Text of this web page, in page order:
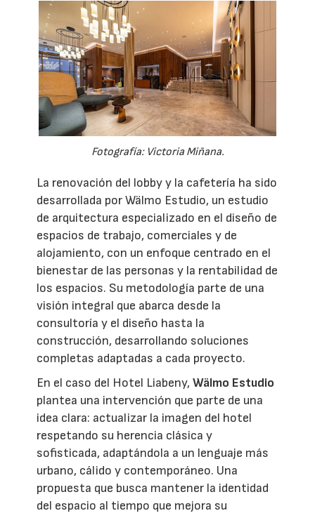
Fotografía: Victoria Miñana.
La renovación del lobby y la cafetería ha sido
desarrollada por Wälmo Estudio, un estudio
de arquitectura especializado en el diseño de
espacios de trabajo, comerciales y de
alojamiento, con un enfoque centrado en el
bienestar de las personas y la rentabilidad de
los espacios. Su metodología parte de una
visión integral que abarca desde la
consultoría y el diseño hasta la
construcción, desarrollando soluciones
completas adaptadas a cada proyecto.
En el caso del Hotel Liabeny,Wälmo Estudio
plantea una intervención que parte de una
idea clara: actualizar la imagen del hotel
respetando su herencia clásica y
sofisticada, adaptándola a un lenguaje más
urbano, cálido y contemporáneo. Una
propuesta que busca mantener la identidad
del espacio al tiempo que mejora su